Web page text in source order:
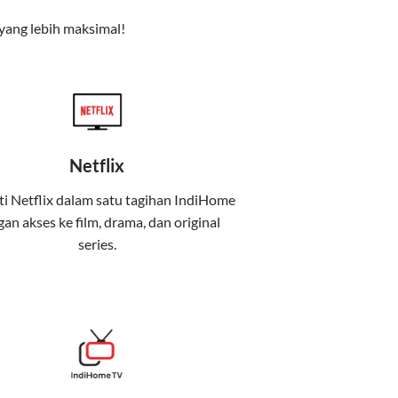
Telkomsel One, sebuah
dan komunikasi dalam satu paket
internet (Telkomsel) dalam satu paket.
lebih maksimal!
Netflix
Netflix dalam satu tagihan IndiHome
akses ke film, drama, dan original
series.